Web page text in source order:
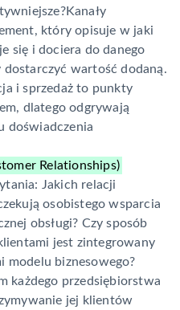
który opisuje w jaki
się i dociera do danego
wartość dodaną.
i sprzedaż to punkty
dlatego odgrywają
doświadczenia
Relationships)
Jakich relacji
osobistego wsparcia
obsługi? Czy sposób
jest zintegrowany
modelu biznesowego?
każdego przedsiębiorstwa
jej klientów